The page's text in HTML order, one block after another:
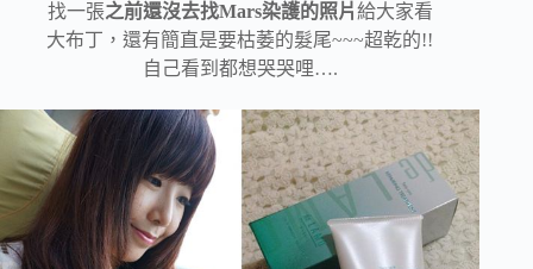
找一張之前還沒去找Mars染護的照片給大家看
大布丁，還有簡直是要枯萎的髮尾~~~超乾的!!
自己看到都想哭哭哩….